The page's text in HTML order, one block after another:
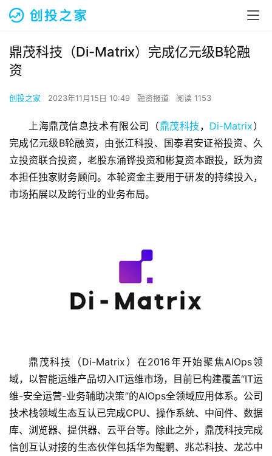
首
页
融
资
鼎茂科技（Di-Matrix）完成亿元级B轮融
资
创投之家 2023年11月15日 10:49 融资报道 阅读 1153
上海鼎茂信息技术有限公司（鼎茂科技 ， Di-Matrix）
完成亿元级B轮融资，由张江科投、国泰君安证裕投资、久
立投资联合投资，老股东涌铧投资和彬复资本跟投，跃为资
本担任独家财务顾问。本轮资金主要用于研发的持续投入，
市场拓展以及跨行业的业务布局。
鼎茂科技（Di-Matrix）在2016年开始聚焦AIOps领
域，以智能运维产品切入IT运维市场，目前已构建覆盖“IT运
维-安全运营-业务辅助决策”的AIOps全领域应用体系。公司
技术栈领域生态互认已完成CPU、操作系统、中间件、数据
库、浏览器、提供器、云平台等。除此之外，鼎茂科技完成
信创互认对接的生态伙伴包括华为鲲鹏、兆芯科技、龙芯中